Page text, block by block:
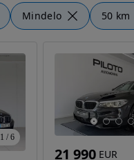
Mindelo 50 km
1 / 6
21 990 EUR